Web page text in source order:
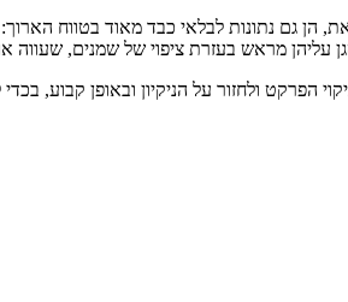
הן גם נתונות לבלאי כבד מאוד בטווח
עליהן מראש בעזרת ציפוי של שמנים, שעווה
הפרקט ולחזור על הניקיון ובאופן